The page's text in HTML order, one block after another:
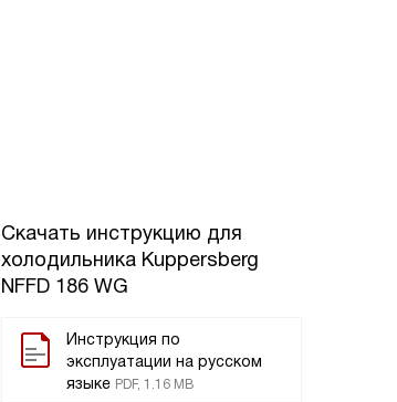
Скачать инструкцию для
холодильника Kuppersberg
NFFD 186 WG
Инструкция по
эксплуатации на русском
языке PDF, 1.16 MB